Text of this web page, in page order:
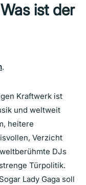
Was ist der
.
Kraftwerk ist
und weltweit
heitere
Verzicht
DJs
Türpolitik.
Lady Gaga soll